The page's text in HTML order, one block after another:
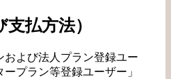
払方法）
および法人プラン登録ユー
プラン等登録ユーザー」